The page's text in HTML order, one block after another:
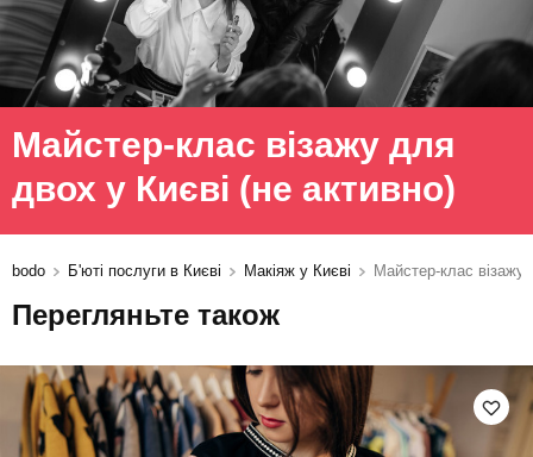
Майстер-клас візажу для
двох у Києві (не активно)
bodo Б'юті послуги в Києві Макіяж у Києві Майстер-клас візажу
Перегляньте також